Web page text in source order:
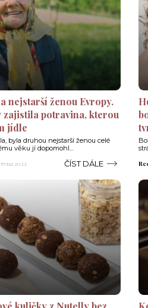
nejstarší ženou Evropy.
potravina, kterou
jídle
byla druhou nejstarší ženou celé
věku jí dopomohl...
2022 ČÍST DÁLE